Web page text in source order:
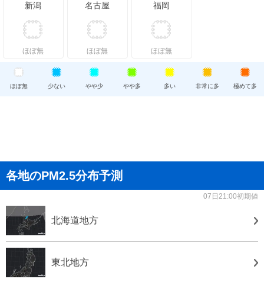
新潟
ほぼ無
名古屋
ほぼ無
福岡
ほぼ無
ほぼ無 少ない やや少 やや多 多い 非常に多 極めて多
各地のPM2.5分布予測
07日21:00初期値
北海道地方
東北地方